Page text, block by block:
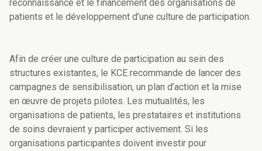
reconnaissance et le financement des organisations de
patients et le développement d’une culture de participation.
Afin de créer une culture de participation au sein des
structures existantes, le KCE recommande de lancer des
campagnes de sensibilisation, un plan d’action et la mise
en œuvre de projets pilotes. Les mutualités, les
organisations de patients, les prestataires et institutions
de soins devraient y participer activement. Si les
organisations participantes doivent investir pour